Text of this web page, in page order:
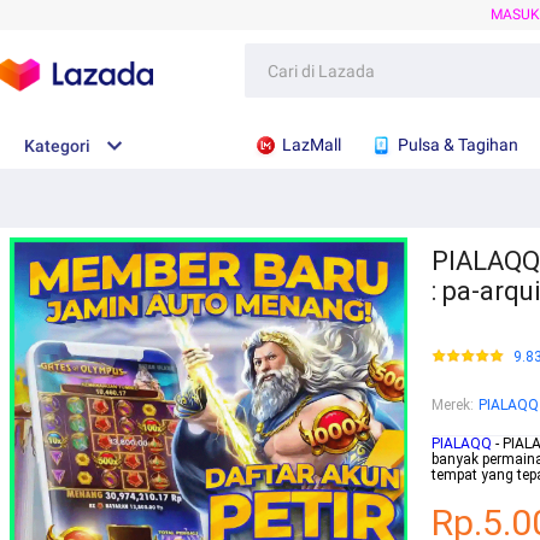
Kategori LazMall Pulsa & Tagihan
: pa-
Merek: PIALAQQ
PIALAQQ -
banyak
tempat yang